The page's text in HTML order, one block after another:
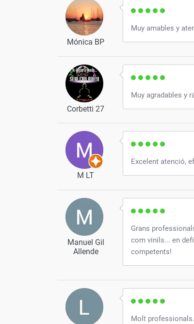
Mónica BP
Muy amables y
Corbetti 27
Muy agradables y
M LT
Excelent atenció,
Manuel Gil
Allende
Grans
com vinils... en
competents!
Molt